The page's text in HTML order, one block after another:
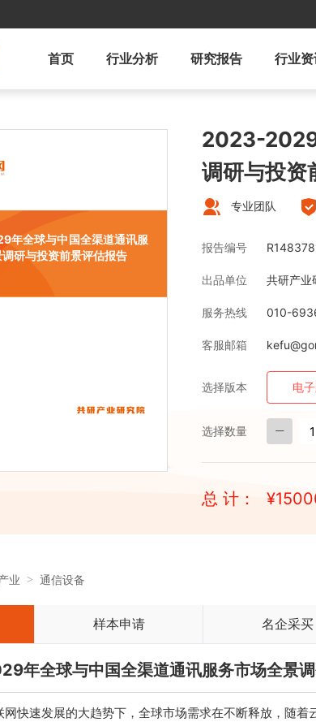
首页 行业分析 研究报告 行业
全球与中国全渠道通讯服
研与投资前景评估报告
2023-2029
调研与投资
专业团队
报告编号
出品单位 共研产业
服务热线 010-
客服邮箱
选择版本 电
选择数量
总 计： ¥
业 通信设备
样本申请 名企采买
年全球与中国全渠道通讯服务市场全景
快速发展的大趋势下，全球市场需求在不断释放，随